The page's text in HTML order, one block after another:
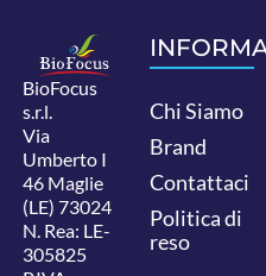
BioFocus
s.r.l.
Via
Umberto I
46 Maglie
(LE) 73024
N. Rea: LE-
305825
Chi Siamo
Brand
Contattaci
Politica di
reso